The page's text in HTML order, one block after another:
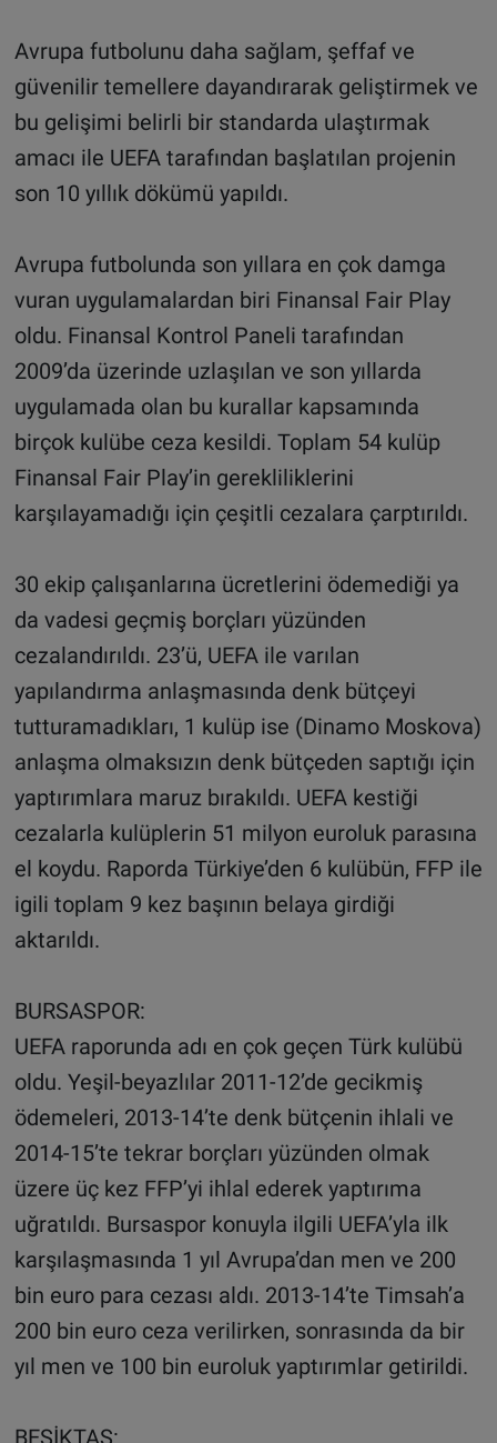
Avrupa futbolunu daha sağlam, şeffaf ve
güvenilir temellere dayandırarak geliştirmek ve
bu gelişimi belirli bir standarda ulaştırmak
amacı ile UEFA tarafından başlatılan projenin
son 10 yıllık dökümü yapıldı.
Avrupa futbolunda son yıllara en çok damga
vuran uygulamalardan biri Finansal Fair Play
oldu. Finansal Kontrol Paneli tarafından
2009’da üzerinde uzlaşılan ve son yıllarda
uygulamada olan bu kurallar kapsamında
birçok kulübe ceza kesildi. Toplam 54 kulüp
Finansal Fair Play’in gerekliliklerini
karşılayamadığı için çeşitli cezalara çarptırıldı.
30 ekip çalışanlarına ücretlerini ödemediği ya
da vadesi geçmiş borçları yüzünden
cezalandırıldı. 23’ü, UEFA ile varılan
yapılandırma anlaşmasında denk bütçeyi
tutturamadıkları, 1 kulüp ise (Dinamo Moskova)
anlaşma olmaksızın denk bütçeden saptığı için
yaptırımlara maruz bırakıldı. UEFA kestiği
cezalarla kulüplerin 51 milyon euroluk parasına
el koydu. Raporda Türkiye’den 6 kulübün, FFP ile
igili toplam 9 kez başının belaya girdiği
aktarıldı.
BURSASPOR:
UEFA raporunda adı en çok geçen Türk kulübü
oldu. Yeşil-beyazlılar 2011-12’de gecikmiş
ödemeleri, 2013-14’te denk bütçenin ihlali ve
2014-15’te tekrar borçları yüzünden olmak
üzere üç kez FFP’yi ihlal ederek yaptırıma
uğratıldı. Bursaspor konuyla ilgili UEFA’yla ilk
karşılaşmasında 1 yıl Avrupa’dan men ve 200
bin euro para cezası aldı. 2013-14’te Timsah’a
200 bin euro ceza verilirken, sonrasında da bir
yıl men ve 100 bin euroluk yaptırımlar getirildi.
BEŞİKTAŞ: